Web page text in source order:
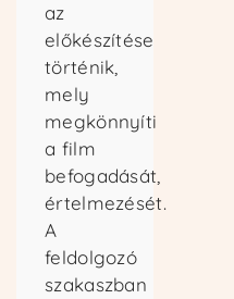
az
előkészítése
történik,
mely
megkönnyíti
a film
befogadását,
értelmezését.
A
feldolgozó
szakaszban